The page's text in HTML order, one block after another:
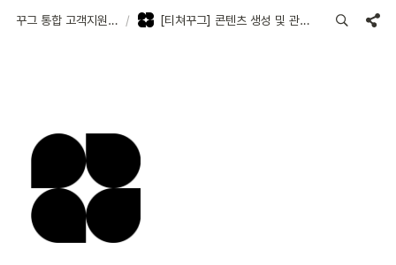
꾸그 통합 고객지원센터 / [티쳐꾸그] 콘텐츠 생성 및 관리 약관